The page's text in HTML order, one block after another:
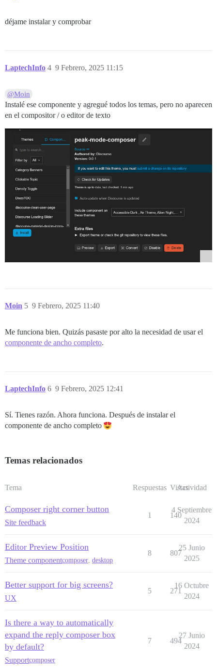
déjame instalar y comprobar
LaptechInfo 9 Febrero, 2025 11:15
4
@Moin
Instalé ese componente y agregué todos los temas, pero no aparecen
en el compositor / o editor de texto
Moin 9 Febrero, 2025 11:40
5
Me funciona bien. Quizás pasaste por alto la necesidad de usar el
componente de ancho completo.
LaptechInfo 9 Febrero, 2025 12:41
6
Sí. Tienes razón. Ahora funciona. Después de instalar el
componente de ancho completo
Temas relacionados
Tema Respuestas Vistas
Actividad
Composer right corner button
Site feedback
1 140
4 Septiembre
2024
Editor Preview Position
Theme componentcomposer, desktop
8 807
25 Junio
2025
Better support for big screens?
UX
5 271
16 Octubre
2024
Is there a way to automatically
expand the reply composer box
by default?
Supportcomposer
7 494
27 Junio
2024